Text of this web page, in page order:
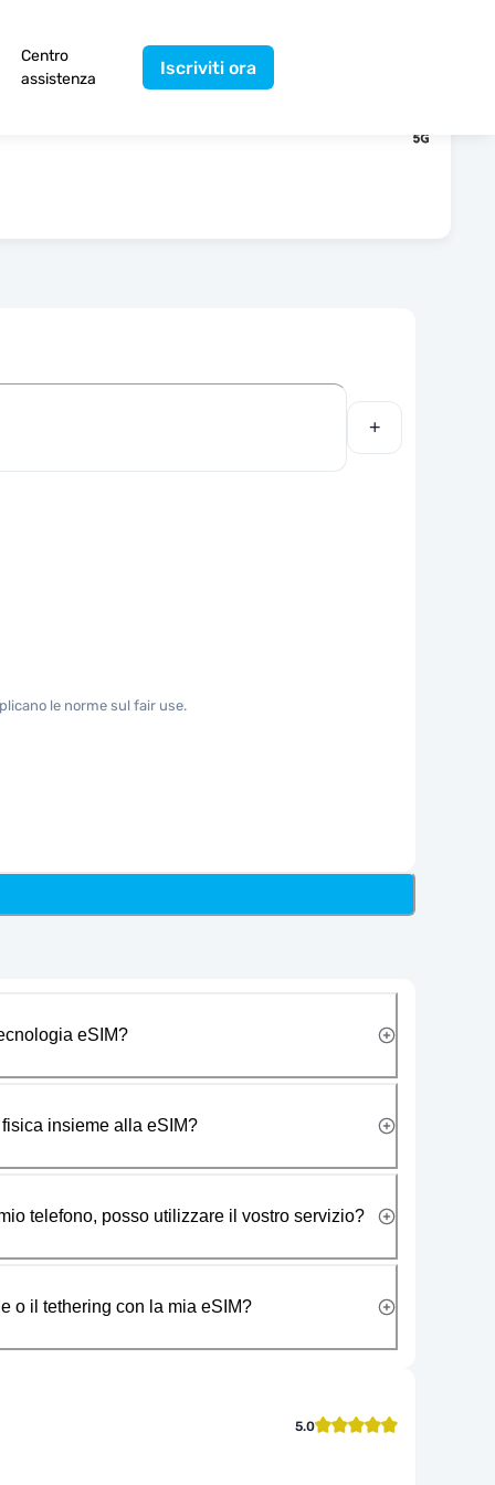
Centro
assistenza
Iscriviti ora
+
le norme sul fair use.
eSIM?
insieme alla eSIM?
telefono, posso utilizzare il vostro servizio?
o il tethering con la mia eSIM?
5.0